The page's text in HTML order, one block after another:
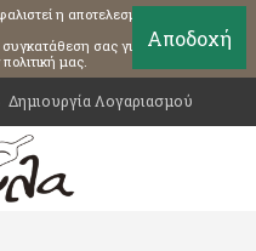
η αποτελεσματική
σας για τη
μας.
Αποδοχή
Δημιουργία Λογαριασμού